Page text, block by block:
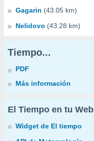
Gagarin (43.05 km)
Nelidovo (43.28 km)
Tiempo...
PDF
Más información
El Tiempo en tu Web
Widget de El tiempo